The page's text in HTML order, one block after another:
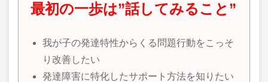
最初の一歩は”話してみること”
我が子の発達特性からくる問題行動をこっそ
り改善したい
発達障害に特化したサポート方法を知りたい